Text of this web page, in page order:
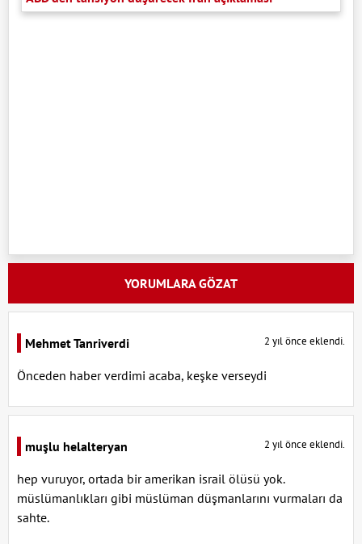
YORUMLARA GÖZAT
Mehmet Tanriverdi 2 yıl önce eklendi.
Önceden haber verdimi acaba, keşke verseydi
muşlu helalteryan 2 yıl önce eklendi.
hep vuruyor, ortada bir amerikan israil ölüsü yok.
müslümanlıkları gibi müslüman düşmanlarını vurmaları da
sahte.